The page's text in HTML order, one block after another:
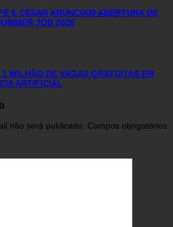
E CESAR ANUNCIAM ABERTURA DE
JOB 2026
MILHÃO DE VAGAS GRATUITAS EM
ARTIFICIAL
não será publicado. Campos obrigatórios